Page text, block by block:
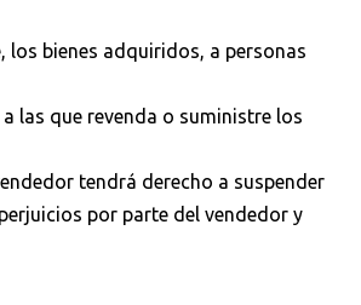
bienes adquiridos, a personas
las que revenda o suministre los
tendrá derecho a suspender
por parte del vendedor y